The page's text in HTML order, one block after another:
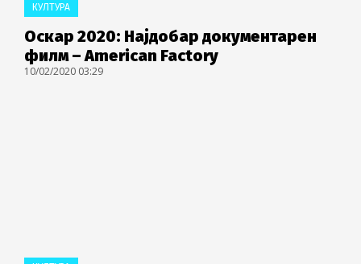
КУЛТУРА
Оскар 2020: Најдобар документарен
филм – American Factory
10/02/2020 03:29